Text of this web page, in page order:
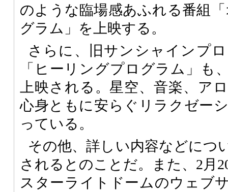
のような臨場感あふれる番組
グラム」を上映する。
さらに、旧サンシャインプ
「ヒーリングプログラム」も
上映される。星空、音楽、ア
心身ともに安らぐリラクゼー
っている。
その他、詳しい内容などにつ
されるとのことだ。また、2月
スターライトドームのウェブ